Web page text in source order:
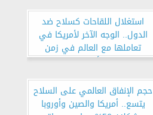
استغلال اللقاحات كسلاح ضد
الدول.. الوجه الآخر لأمريكا في
تعاملها مع العالم في زمن
الأوبئة
حجم الإنفاق العالمي على السلاح
يتسع.. أمريكا والصين وأوروبا